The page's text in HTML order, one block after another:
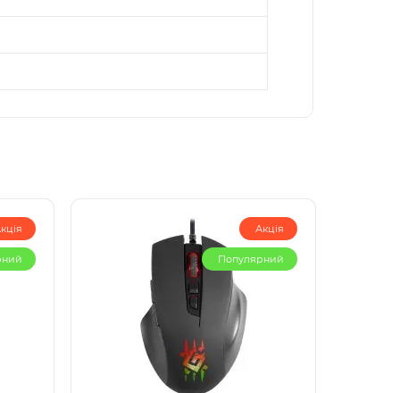
Акція
Популярний